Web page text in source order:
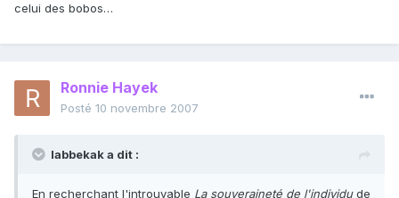
celui des bobos…
Ronnie Hayek
Posté 10 novembre 2007
labbekak a dit :
En recherchant l'introuvable La souveraineté de l'individude